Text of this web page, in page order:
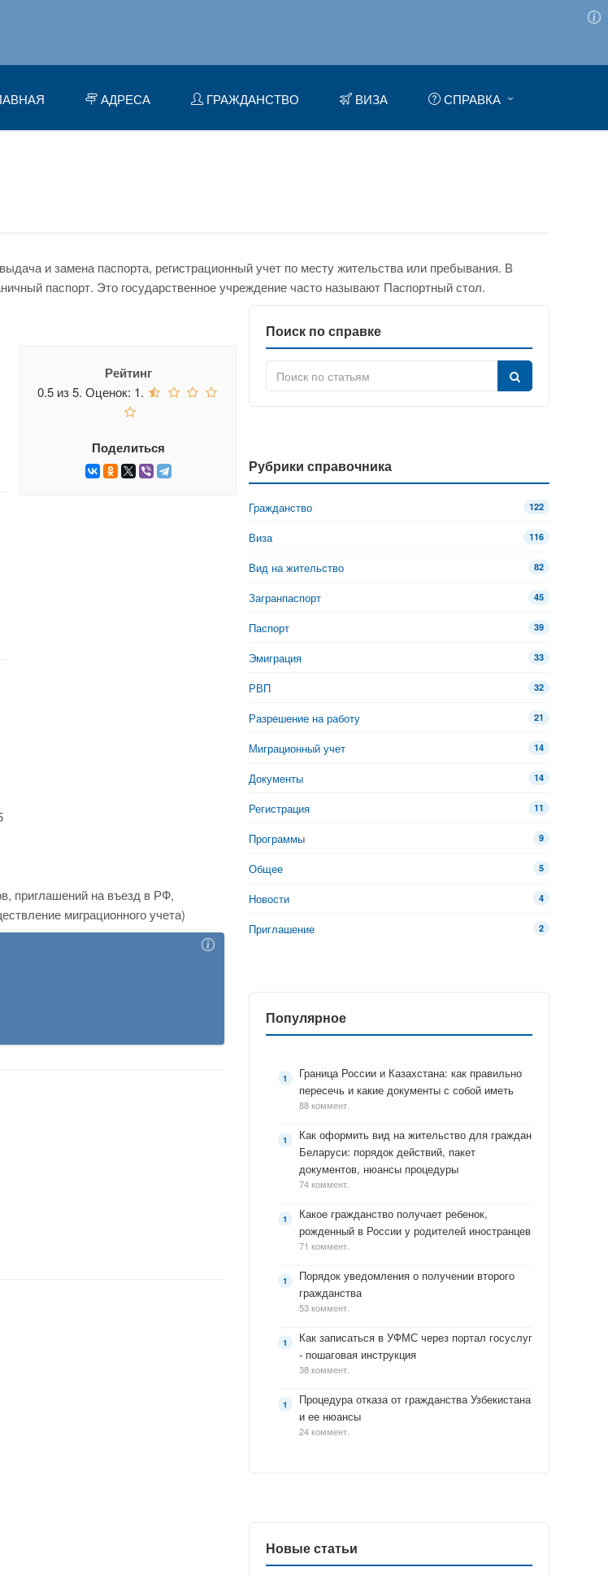
АДРЕСА ГРАЖДАНСТВО ВИЗА СПРАВКА
и замена паспорта, регистрационный учет по месту жительства или пребывания. В
паспорт. Это государственное учреждение часто называют Паспортный стол.
Рейтинг
0.5из5. Оценок: 1.
Поделиться
приглашений на въезд в РФ,
миграционного учета)
Поиск по справке
Рубрики справочника
Гражданство 122
Виза 116
Вид на жительство 82
Загранпаспорт 45
Паспорт 39
Эмиграция 33
РВП 32
Разрешение на работу 21
Миграционный учет 14
Документы 14
Регистрация 11
Программы 9
Общее 5
Новости 4
Приглашение 2
Популярное
Граница России и Казахстана: как правильно
пересечь и какие документы с собой иметь
88 коммент.
Как оформить вид на жительство для граждан
Беларуси: порядок действий, пакет
документов, нюансы процедуры
74 коммент.
Какое гражданство получает ребенок,
рожденный в России у родителей иностранцев
71 коммент.
Порядок уведомления о получении второго
гражданства
53 коммент.
Как записаться в УФМС через портал госуслуг
- пошаговая инструкция
38 коммент.
Процедура отказа от гражданства Узбекистана
и ее нюансы
24 коммент.
Новые статьи